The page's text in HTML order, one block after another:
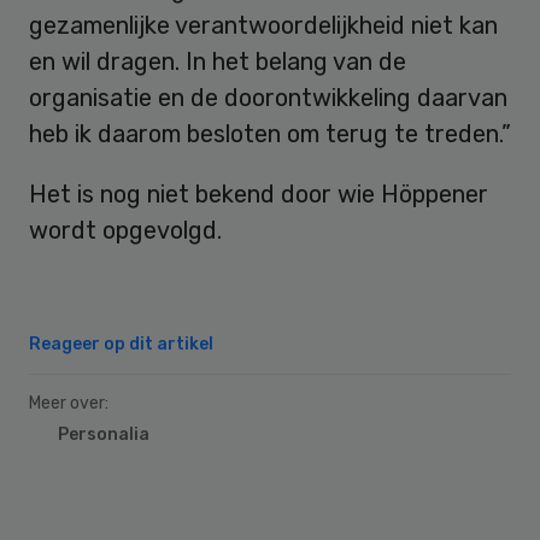
gezamenlijke verantwoordelijkheid niet kan
en wil dragen. In het belang van de
organisatie en de doorontwikkeling daarvan
heb ik daarom besloten om terug te treden.”
Het is nog niet bekend door wie Höppener
wordt opgevolgd.
Reageer op dit artikel
Meer over:
Personalia